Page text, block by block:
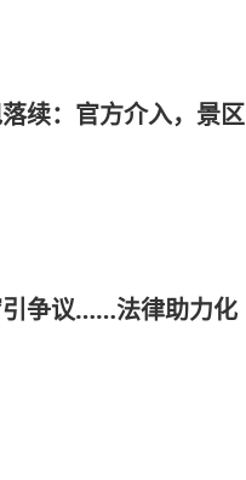
续：官方介入，景区
引争议……法律助力化